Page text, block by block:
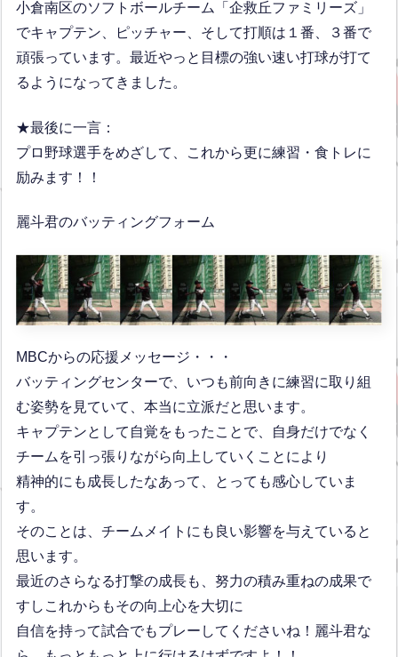
小倉南区のソフトボールチーム「企救丘ファミリーズ」
でキャプテン、ピッチャー、そして打順は１番、３番で
頑張っています。最近やっと目標の強い速い打球が打て
るようになってきました。
★最後に一言：
プロ野球選手をめざして、これから更に練習・食トレに
励みます！！
麗斗君のバッティングフォーム
MBCからの応援メッセージ・・・
バッティングセンターで、いつも前向きに練習に取り組
む姿勢を見ていて、本当に立派だと思います。
キャプテンとして自覚をもったことで、自身だけでなく
チームを引っ張りながら向上していくことにより
精神的にも成長したなあって、とっても感心していま
す。
そのことは、チームメイトにも良い影響を与えていると
思います。
最近のさらなる打撃の成長も、努力の積み重ねの成果で
すしこれからもその向上心を大切に
自信を持って試合でもプレーしてくださいね！麗斗君な